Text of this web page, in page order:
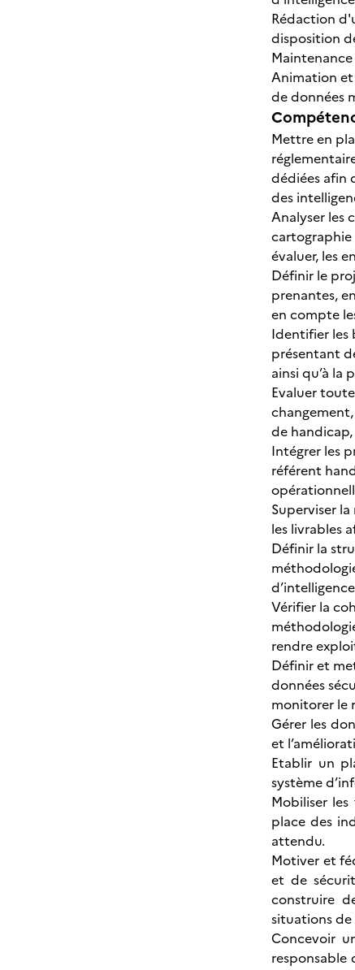
Rédaction
disposition
Animation et
de données
Mettre en
dédiées afin
des
Analyser les
évaluer, les
Définir le
prenantes,
en compte
Identifier les
présentant
ainsi qu’à la
Evaluer
de
Intégrer les
référent
Superviser
les livrables
Définir la
Vérifier la
rendre
Définir et
données
monitorer le
Gérer les
et
Etablir un
système
Mobiliser
place des
attendu.
Motiver et
et de
construire
situations
Concevoir